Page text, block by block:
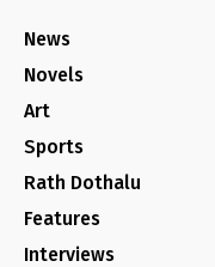
News
Novels
Art
Sports
Rath Dothalu
Features
Interviews